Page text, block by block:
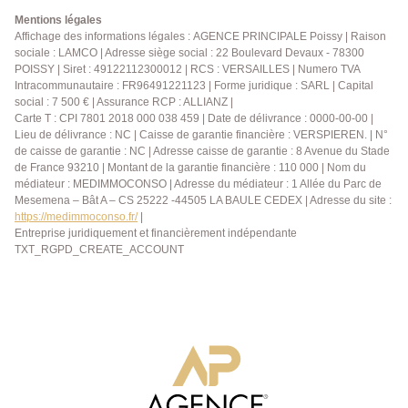
rangements, résidence entretenue et emplacement
recherché à proximité de toutes les commodités. Une
visite s'impose ! AGENCE PRINCIPALE:
01.30.06.69.69 (Agent commercial J.G enregistré au
RSAC sous le n° 909 399 941)
Mentions légales
Affichage des informations légales : AGENCE PRINCIPALE Poissy | Raison
sociale : LAMCO | Adresse siège social : 22 Boulevard Devaux - 78300
POISSY | Siret : 49122112300012 | RCS : VERSAILLES | Numero TVA
Intracommunautaire : FR96491221123 | Forme juridique : SARL | Capital
social : 7 500 € | Assurance RCP : ALLIANZ |
Carte T : CPI 7801 2018 000 038 459 | Date de délivrance : 0000-00-00 |
Lieu de délivrance : NC | Caisse de garantie financière : VERSPIEREN. | N°
de caisse de garantie : NC | Adresse caisse de garantie : 8 Avenue du Stade
de France 93210 | Montant de la garantie financière : 110 000 | Nom du
médiateur : MEDIMMOCONSO | Adresse du médiateur : 1 Allée du Parc de
Mesemena – Bât A – CS 25222 -44505 LA BAULE CEDEX | Adresse du site :
https://medimmoconso.fr/|
Entreprise juridiquement et financièrement indépendante
TXT_RGPD_CREATE_ACCOUNT